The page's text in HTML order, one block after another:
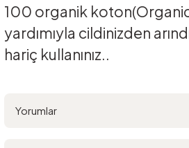
100 organik
yardımıyla cildinizden
hariç kullanınız..
Yorumlar